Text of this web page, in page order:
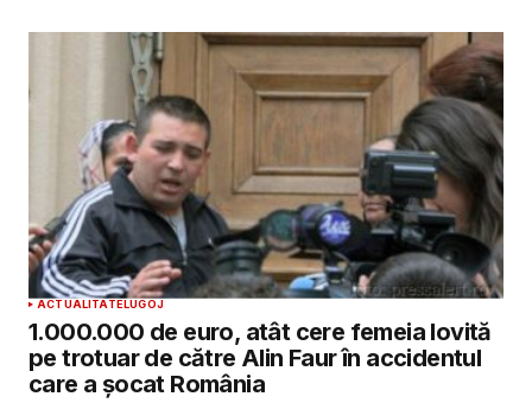
ACTUALITATELUGOJ
1.000.000 de euro, atât cere femeia lovită
pe trotuar de către Alin Faur în accidentul
care a șocat România